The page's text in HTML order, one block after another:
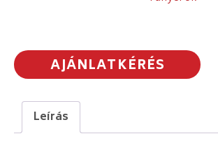
AJÁNLATKÉRÉS
Leírás